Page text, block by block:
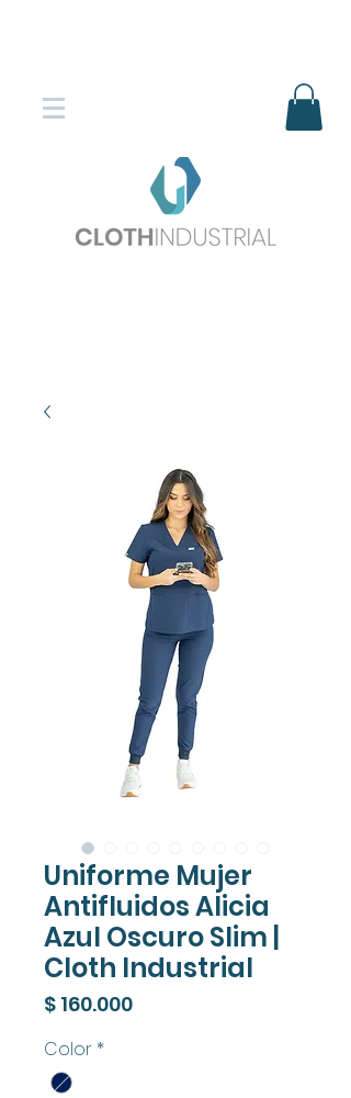
Uniforme Mujer
Antifluidos Alicia
Azul Oscuro Slim |
Cloth Industrial
$ 160.000Precio
Color *